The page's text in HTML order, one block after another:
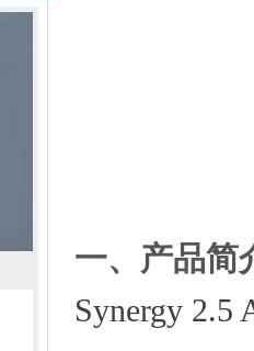
一、 产品简
Synergy 2.5